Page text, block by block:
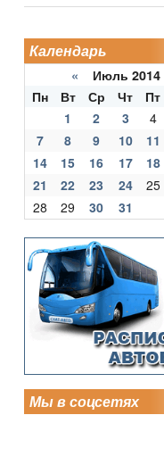
Календарь
« Июль
Пн
Вт Ср Чт Пт
1
2 3 4
7
8 9 10 11
14
15 16 17 18
21
22 23 24 25
28
29 30 31
Мы в соцсетях